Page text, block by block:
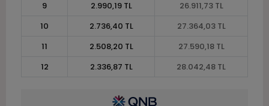
9
2.990,19 TL
26.911,73 TL
10
2.736,40 TL
27.364,03 TL
11
2.508,20 TL
27.590,18 TL
12
2.336,87 TL 28.042,48 TL